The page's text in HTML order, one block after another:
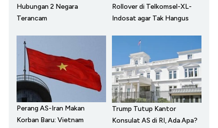
Hubungan 2 Negara
Terancam
Rollover di Telkomsel-XL-
Indosat agar Tak Hangus
Perang AS-Iran Makan
Korban Baru: Vietnam
Trump Tutup Kantor
Konsulat AS di RI, Ada Apa?